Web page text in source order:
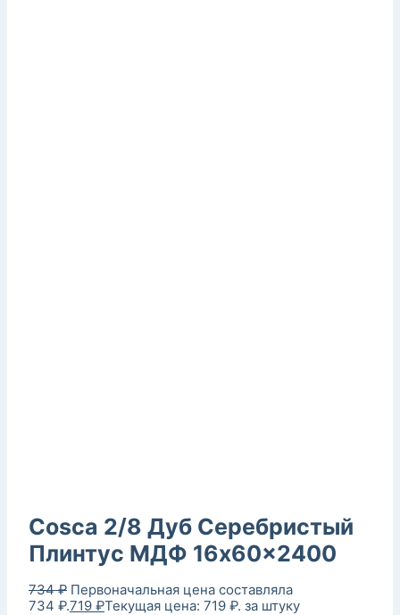
Cosca 2/8 Дуб Серебристый
Плинтус МДФ 16x60x2400
734₽ Первоначальная цена составляла
734 ₽.719 ₽Текущая цена: 719 ₽. за штуку